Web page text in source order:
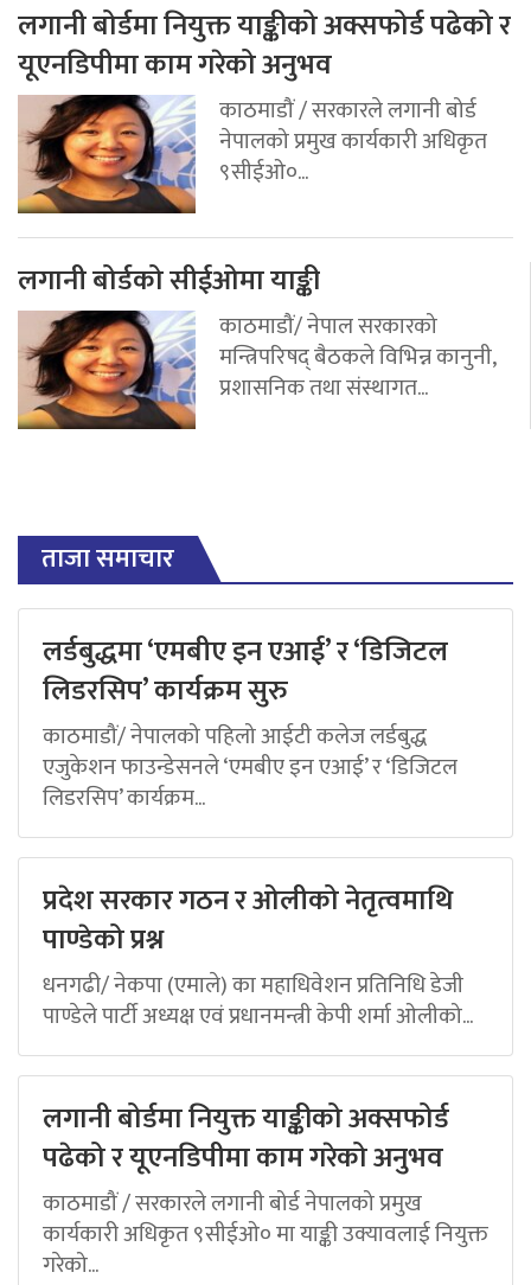
लगानी बोर्डमा नियुक्त याङ्कीको अक्सफोर्ड पढेको र
यूएनडिपीमा काम गरेको अनुभव
काठमाडौं / सरकारले लगानी बोर्ड
नेपालको प्रमुख कार्यकारी अधिकृत
९सीईओ०...
लगानी बोर्डको सीईओमा याङ्की
काठमाडौं/ नेपाल सरकारको
मन्त्रिपरिषद् बैठकले विभिन्न कानुनी,
प्रशासनिक तथा संस्थागत...
ताजा समाचार
लर्डबुद्धमा ‘एमबीए इन एआई’ र ‘डिजिटल
लिडरसिप’ कार्यक्रम सुरु
काठमाडौं/ नेपालको पहिलो आईटी कलेज लर्डबुद्ध
एजुकेशन फाउन्डेसनले ‘एमबीए इन एआई’ र ‘डिजिटल
लिडरसिप’ कार्यक्रम...
प्रदेश सरकार गठन र ओलीको नेतृत्वमाथि
पाण्डेको प्रश्न
धनगढी/ नेकपा (एमाले) का महाधिवेशन प्रतिनिधि डेजी
पाण्डेले पार्टी अध्यक्ष एवं प्रधानमन्त्री केपी शर्मा ओलीको...
लगानी बोर्डमा नियुक्त याङ्कीको अक्सफोर्ड
पढेको र यूएनडिपीमा काम गरेको अनुभव
काठमाडौं / सरकारले लगानी बोर्ड नेपालको प्रमुख
कार्यकारी अधिकृत ९सीईओ० मा याङ्की उक्यावलाई नियुक्त
गरेको...